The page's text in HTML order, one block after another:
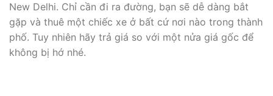
New Delhi. Chỉ cần đi ra đường, bạn sẽ dễ dàng bắt
gặp và thuê một chiếc xe ở bất cứ nơi nào trong thành
phố. Tuy nhiên hãy trả giá so với một nửa giá gốc để
không bị hớ nhé.